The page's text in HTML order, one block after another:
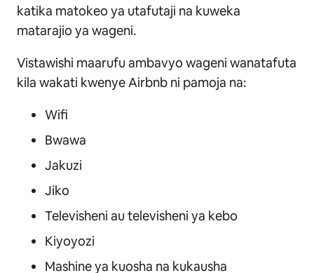
katika matokeo ya utafutaji na kuweka
matarajio ya wageni.
Vistawishi maarufu ambavyo wageni wanatafuta
kila wakati kwenye Airbnb ni pamoja na:
Wifi
Bwawa
Jakuzi
Jiko
Televisheni au televisheni ya kebo
Kiyoyozi
Mashine ya kuosha na kukausha